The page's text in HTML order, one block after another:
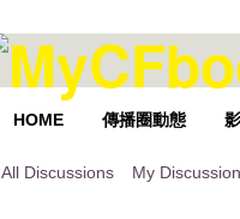
HOME 傳播圈動態
All Discussions My